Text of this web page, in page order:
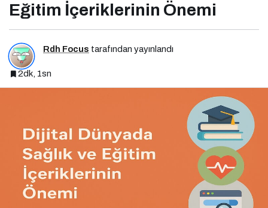
Eğitim İçeriklerinin Önemi
Rdh Focus tarafından yayınlandı
2dk, 1sn